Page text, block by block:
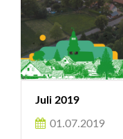
Juli 2019
01.07.2019